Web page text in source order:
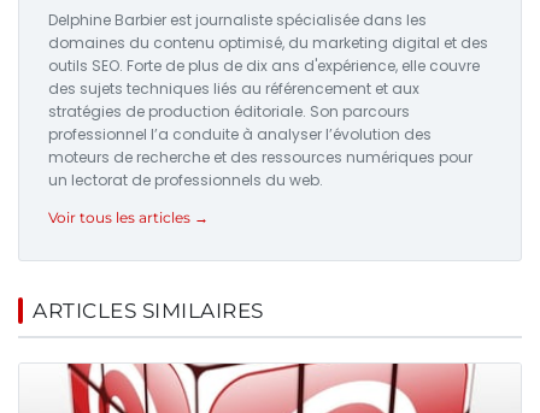
Delphine Barbier est journaliste spécialisée dans les
domaines du contenu optimisé, du marketing digital et des
outils SEO. Forte de plus de dix ans d'expérience, elle couvre
des sujets techniques liés au référencement et aux
stratégies de production éditoriale. Son parcours
professionnel l’a conduite à analyser l’évolution des
moteurs de recherche et des ressources numériques pour
un lectorat de professionnels du web.
Voir tous les articles →
ARTICLES SIMILAIRES